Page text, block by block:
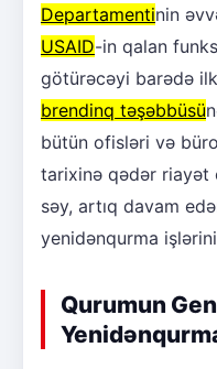
Departamentinin
USAID-in qalan
götürəcəyi barədə
brendinq təşəbbüsü
bütün ofisləri və
tarixinə qədər riayət
səy, artıq davam
yenidənqurma
Qurumun